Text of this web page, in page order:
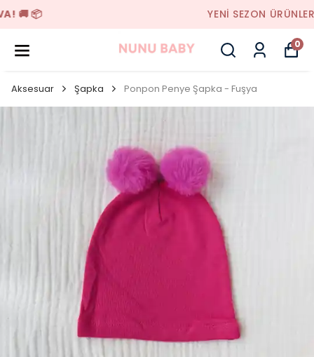
YENI SEZON ÜRÜNLER
0
Aksesuar Şapka Ponpon Penye Şapka - Fuşya